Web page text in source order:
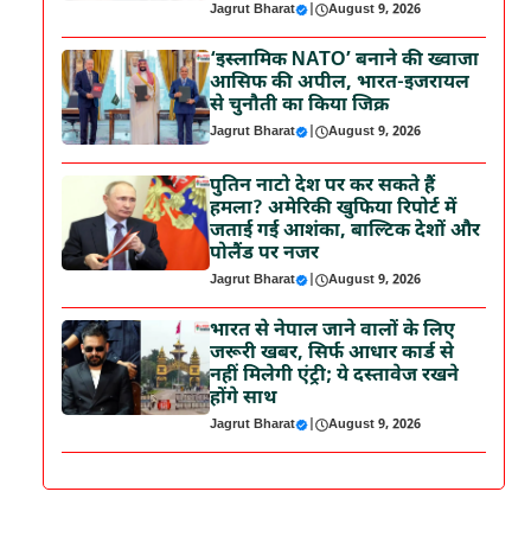
Jagrut Bharat | August 9, 2026
‘इस्लामिक NATO’ बनाने की ख्वाजा
आसिफ की अपील, भारत-इजरायल
से चुनौती का किया जिक्र
Jagrut Bharat | August 9, 2026
पुतिन नाटो देश पर कर सकते हैं
हमला? अमेरिकी खुफिया रिपोर्ट में
जताई गई आशंका, बाल्टिक देशों और
पोलैंड पर नजर
Jagrut Bharat | August 9, 2026
भारत से नेपाल जाने वालों के लिए
जरूरी खबर, सिर्फ आधार कार्ड से
नहीं मिलेगी एंट्री; ये दस्तावेज रखने
होंगे साथ
Jagrut Bharat | August 9, 2026